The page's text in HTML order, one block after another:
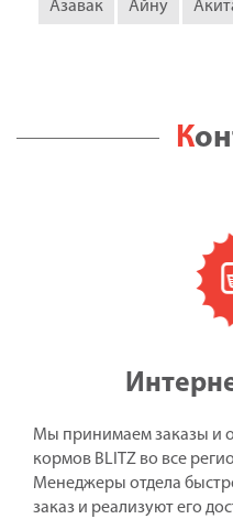
Азавак Айну
Мы принимаем заказы и
кормов BLITZ во все
Менеджеры отдела
заказ и реализуют его